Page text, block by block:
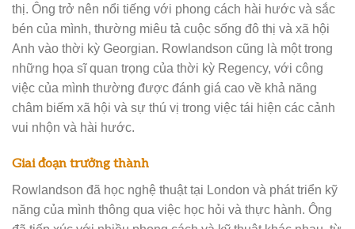
thị. Ông trở nên nổi tiếng với phong cách hài hước và sắc
bén của mình, thường miêu tả cuộc sống đô thị và xã hội
Anh vào thời kỳ Georgian. Rowlandson cũng là một trong
những họa sĩ quan trọng của thời kỳ Regency, với công
việc của mình thường được đánh giá cao về khả năng
châm biếm xã hội và sự thú vị trong việc tái hiện các cảnh
vui nhộn và hài hước.
Giai đoạn trưởng thành
Rowlandson đã học nghệ thuật tại London và phát triển kỹ
năng của mình thông qua việc học hỏi và thực hành. Ông